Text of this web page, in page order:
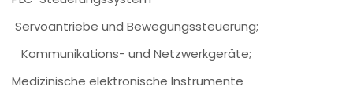
Servoantriebe und Bewegungssteuerung;
Kommunikations- und Netzwerkgeräte;
Medizinische elektronische Instrumente